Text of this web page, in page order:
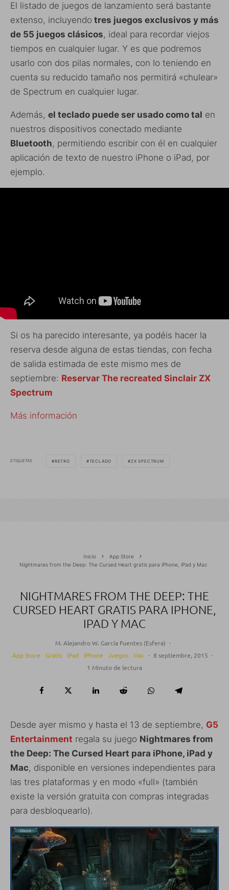
El listado de juegos de lanzamiento será bastante
extenso, incluyendo tres juegos exclusivos y más
de 55 juegos clásicos, ideal para recordar viejos
tiempos en cualquier lugar. Y es que podremos
usarlo con dos pilas normales, con lo teniendo en
cuenta su reducido tamaño nos permitirá «chulear»
de Spectrum en cualquier lugar.
Además, el teclado puede ser usado como tal en
nuestros dispositivos conectado mediante
Bluetooth, permitiendo escribir con él en cualquier
aplicación de texto de nuestro iPhone o iPad, por
ejemplo.
Si os ha parecido interesante, ya podéis hacer la
reserva desde alguna de estas tiendas, con fecha
de salida estimada de este mismo mes de
septiembre: Reservar The recreated Sinclair ZX
Spectrum
Más información
ETIQUETAS RETRO TECLADO ZX SPECTRUM
Inicio
App Store
Nightmares from the Deep: The Cursed Heart gratis para iPhone, iPad y Mac
NIGHTMARES FROM THE DEEP: THE
CURSED HEART GRATIS PARA IPHONE,
IPAD Y MAC
M. Alejandro W. García Fuentes (Esfera) ·
App Store
Gratis iPad iPhone Juegos Mac · 8 septiembre, 2015 ·
1 Minuto de lectura
Desde ayer mismo y hasta el 13 de septiembre, G5
Entertainment regala su juego Nightmares from
the Deep: The Cursed Heart para iPhone, iPad y
Mac, disponible en versiones independientes para
las tres plataformas y en modo «full» (también
existe la versión gratuita con compras integradas
para desbloquearlo).